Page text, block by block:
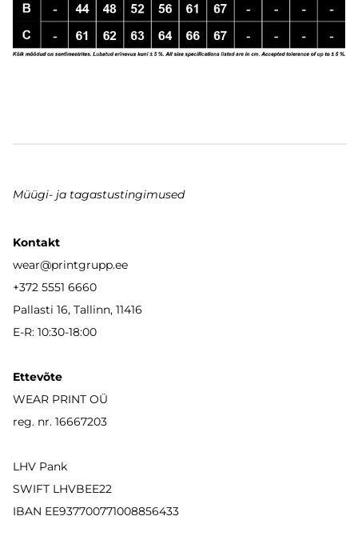
Müügi- ja tagastustingimused
Kontakt
wear@printgrupp.ee
+372 5551 6660
Pallasti 16, Tallinn, 11416
E-R: 10:30-18:00
Ettevõte
WEAR PRINT OÜ
reg. nr. 16667203
LHV Pank
SWIFT LHVBEE22
IBAN EE937700771008856433